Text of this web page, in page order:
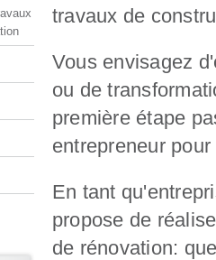
travaux de
Vous envisagez
ou de
première étape
entrepreneur
En tant
propose de
de rénovation: